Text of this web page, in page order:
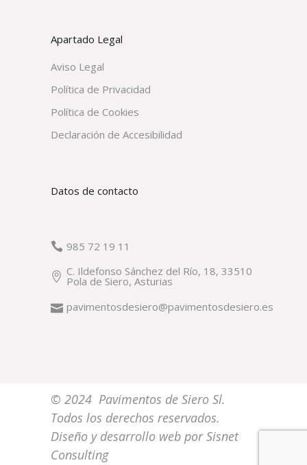
Apartado Legal
Aviso Legal
Política de Privacidad
Política de Cookies
Declaración de Accesibilidad
Datos de contacto
985 72 19 11
C. Ildefonso Sánchez del Río, 18, 33510
Pola de Siero, Asturias
pavimentosdesiero@pavimentosdesiero.es
© 2024 Pavimentos de Siero Sl.
Todos los derechos reservados.
Diseño y desarrollo web porSisnet
Consulting